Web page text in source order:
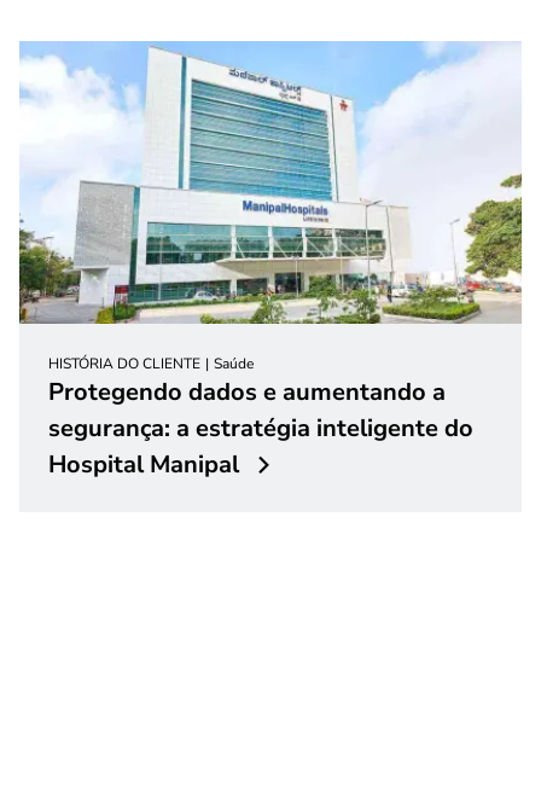
HISTÓRIA DO CLIENTE Saúde
Protegendo dados e aumentando a
segurança: a estratégia inteligente do
Hospital Manipal